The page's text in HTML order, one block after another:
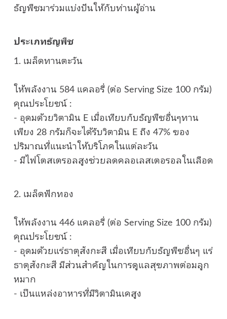
ธัญพืชมาร่วมแบ่งปันให้กับท่านผู้อ่าน
ประเภทธัญพืช
1. เมล็ดทานตะวัน
ให้พลังงาน 584 แคลอรี่ (ต่อ Serving Size 100 กรัม)
คุณประโยชน์ :
- อุดมด้วยวิตามิน E เมื่อเทียบกับธัญพืชอื่นๆทาน
เพียง 28 กรัมก็จะได้รับวิตามิน E ถึง 47% ของ
ปริมาณที่แนะนำให้บริโภคในแต่ละวัน
- มีไฟโตสเตรอลสูงช่วยลดคลอเลสเตอรอลในเลือด
2. เมล็ดฟักทอง
ให้พลังงาน 446 แคลอรี่ (ต่อ Serving Size 100 กรัม)
คุณประโยชน์ :
- อุดมด้วยแร่ธาตุสังกะสี เมื่อเทียบกับธัญพืชอื่นๆ แร่
ธาตุสังกะสี มีส่วนสำคัญในการดูแลสุขภาพต่อมลูก
หมาก
- เป็นแหล่งอาหารที่มีวิตามินเคสูง